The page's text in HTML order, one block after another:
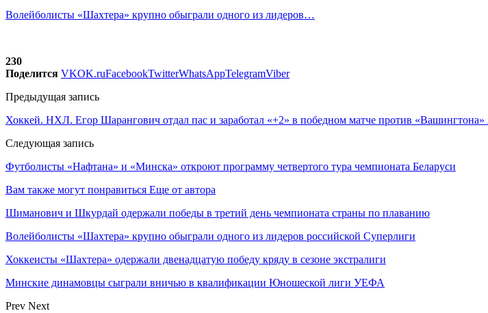
Волейболисты «Шахтера» крупно обыграли одного из лидеров…
230
Поделится VKOK.ruFacebookTwitterWhatsAppTelegramViber
Предыдущая запись
Хоккей. НХЛ. Егор Шарангович отдал пас и заработал «+2» в победном матче против «Вашингтона»
Следующая запись
Футболисты «Нафтана» и «Минска» откроют программу четвертого тура чемпионата Беларуси
Вам также могут понравиться Еще от автора
Шиманович и Шкурдай одержали победы в третий день чемпионата страны по плаванию
Волейболисты «Шахтера» крупно обыграли одного из лидеров российской Суперлиги
Хоккеисты «Шахтера» одержали двенадцатую победу кряду в сезоне экстралиги
Минские динамовцы сыграли вничью в квалификации Юношеской лиги УЕФА
Prev Next